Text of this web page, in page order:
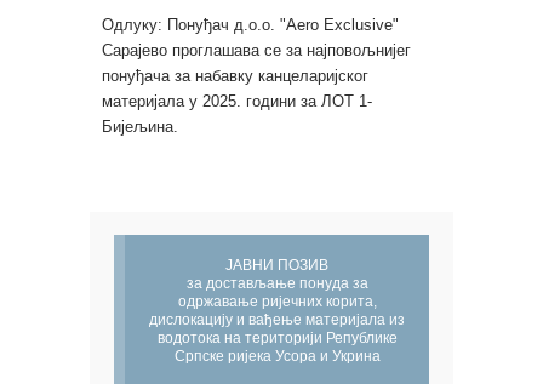
Одлуку: Понуђач д.о.о. "Aero Exclusive"
Сарајево проглашава се за најповољнијег
понуђача за набавку канцеларијског
материјала у 2025. години за ЛОТ 1-
Бијељина.
ЈАВНИ ПОЗИВ
за достављање понуда за
одржавање ријечних корита,
дислокацију и вађење материјала из
водотока на територији Републике
Српске ријека Усора и Укрина